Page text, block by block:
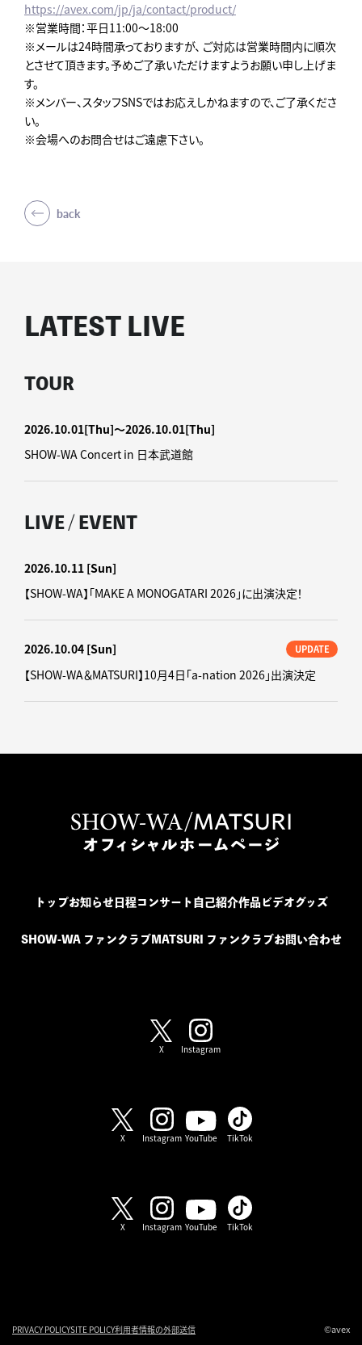
https://avex.com/jp/ja/contact/product/
※営業時間：平日11:00～18:00
※メールは24時間承っておりますが、 ご対応は営業時間内に順次
とさせて頂きます。予めご了承いただけますようお願い申し上げま
す。
※メンバー、スタッフSNSではお応えしかねますので、ご了承くださ
い。
※会場へのお問合せはご遠慮下さい。
back
LATEST LIVE
TOUR
2026.10.01[Thu]〜2026.10.01[Thu]
SHOW-WA Concert in 日本武道館
LIVE / EVENT
2026.10.11 [Sun]
【SHOW-WA】「MAKE A MONOGATARI 2026」に出演決定！
2026.10.04 [Sun] UPDATE
【SHOW-WA＆MATSURI】10月4日「a-nation 2026」出演決定
トップお知らせ日程コンサート 自己紹介作品ビデオグッズ
SHOW-WA ファンクラブ MATSURI ファンクラブ お問い合わせ
X Instagram
X Instagram YouTube TikTok
X Instagram YouTube TikTok
PRIVACY POLICYSITE POLICY利用者情報の外部送信 ©avex